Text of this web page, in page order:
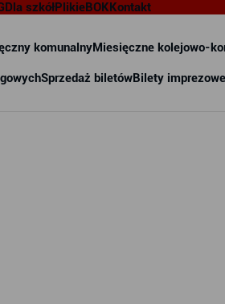
komunalnyMiesięczne kolejowo-
Sprzedaż biletówBilety imprezowe
Dla szkółPlikieBOKKontakt